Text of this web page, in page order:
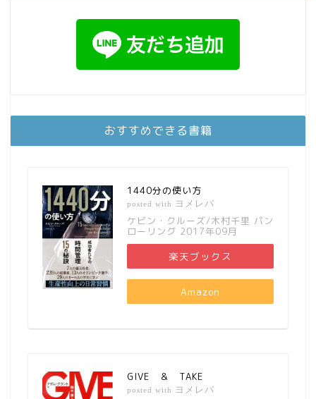
おすすめできる書籍
1440分の使い方
posted with ヨメレバ
ケビン・クルーズ/木村千里 パン
ローリング 2017年09月
楽天ブックス
Amazon
GIVE ＆ TAKE
posted with ヨメレバ